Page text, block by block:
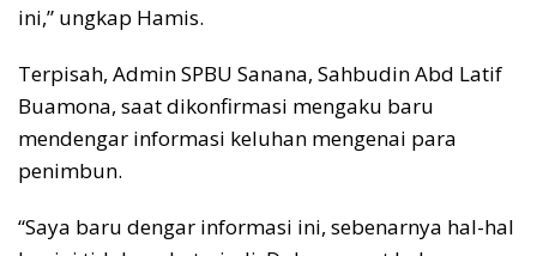
ini,” ungkap Hamis.
Terpisah, Admin SPBU Sanana, Sahbudin Abd Latif
Buamona, saat dikonfirmasi mengaku baru
mendengar informasi keluhan mengenai para
penimbun.
“Saya baru dengar informasi ini, sebenarnya hal-hal